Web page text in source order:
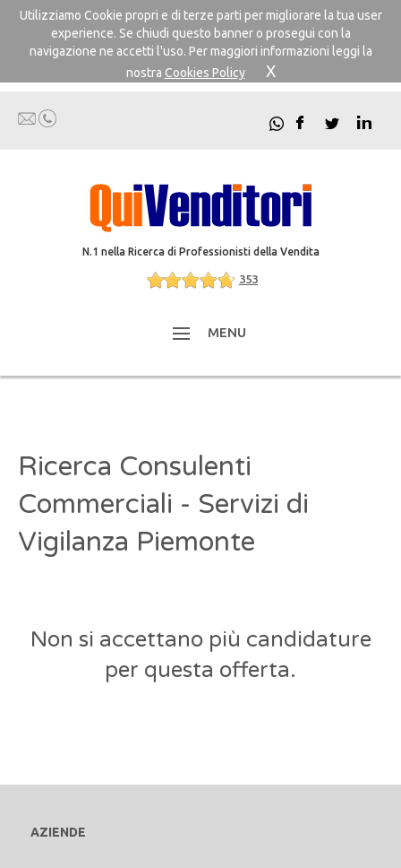
Utilizziamo Cookie propri e di terze parti per migliorare la tua user
experience. Se chiudi questo banner o prosegui con la
navigazione ne accetti l'uso. Per maggiori informazioni leggi la
nostra Cookies Policy X
N.1 nella Ricerca di Professionisti della Vendita
353
MENU
Ricerca Consulenti
Commerciali - Servizi di
Vigilanza Piemonte
Non si accettano più candidature
per questa offerta.
AZIENDE